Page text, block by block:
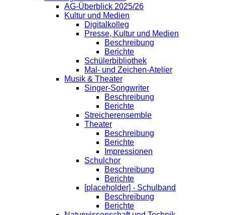
AG-Überblick 2025/26
Kultur und Medien
Digitalkolleg
Presse, Kultur und Medien
Beschreibung
Berichte
Schülerbibliothek
Mal- und Zeichen-Atelier
Musik & Theater
Singer-Songwriter
Beschreibung
Berichte
Streicherensemble
Theater
Beschreibung
Berichte
Impressionen
Schulchor
Beschreibung
Berichte
[placeholder] - Schulband
Beschreibung
Berichte